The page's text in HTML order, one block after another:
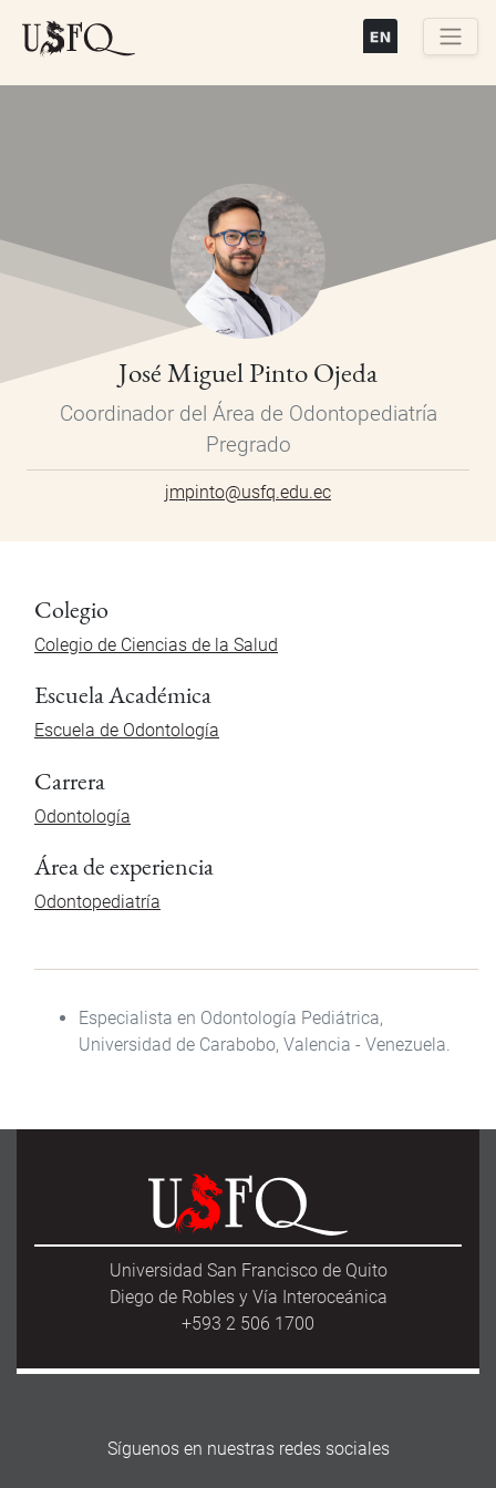
José Miguel Pinto Ojeda
Coordinador del Área de Odontopediatría
Pregrado
jmpinto@usfq.edu.ec
Colegio
Colegio de Ciencias de la Salud
Escuela Académica
Escuela de Odontología
Carrera
Odontología
Área de experiencia
Odontopediatría
Especialista en Odontología Pediátrica,
Universidad de Carabobo, Valencia - Venezuela.
Universidad San Francisco de Quito
Diego de Robles y Vía Interoceánica
+593 2 506 1700
Síguenos en nuestras redes sociales